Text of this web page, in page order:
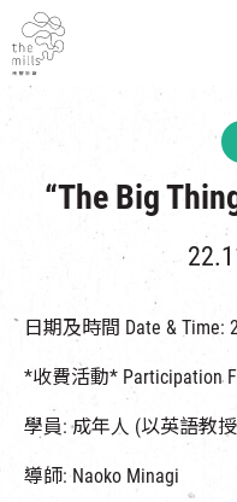
媒體中心
南豐店堂
商店
所有活動
導賞團
走進南豐紗廠
CHAT六廠
南豐作坊
到訪我們
開放時間及位置
穿梭巴士服務
停車場
NF TOUCH
“The Big
日期及時間 Date & Time:
*收費活動* Participation
學員: 成年人 (以英語教
導師: Naoko Minagi